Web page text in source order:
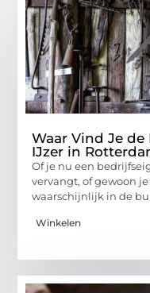
Waar Vind Je
IJzer in
Of je nu een
vervangt, of gewoon
waarschijnlijk in de
Winkelen